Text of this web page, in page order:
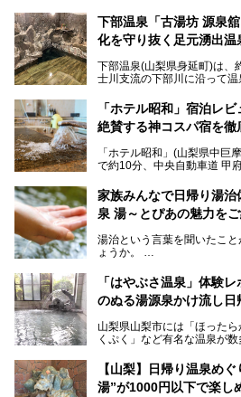
下部温泉「古湯坊 源泉
化を守り抜く足元湧出温
下部温泉(山梨県身延町)は、
士川支流の下部川に沿って温
中でも「古湯坊 源泉舘」は
したと伝えられる名湯の宿
いても混浴文化が守られ、老
向にありますが、「古湯坊
の姿が保たれている点に注
今回は足元湧出の混浴温泉
じめ、湯治棟である「別館
舘」の全貌を徹底紹介します
「ホテル昭和」宿泊レ
絶賛する神コスパ宿を徹
「ホテル昭和」(山梨県中巨
で約10分、中央自動車道 甲
から、一人泊でも6,000円台
しかし、最大の魅力は“温泉
統の単純温泉は、入浴する
不可なこともあり、全国の
では循環濾過の沸かし湯が
温泉。まさに価格破壊と言
室や無料朝食などをご紹介
コスパ宿の全貌を徹底解説し
家族みんなで日帰り湯
泉 湯～とぴあの魅力を
湯治という言葉を聞いたこ
ょうか。
なかなか体験できない、湯
が山梨にあります。
ぴあ」の魅力をご紹介しま
提供元：株式会社湯ーとぴ
この記事は株式会社湯ーと
「はやぶさ温泉」体験
のぬる湯源泉かけ流し日
山梨県山梨市には「ほった
くぷく」など有名な温泉が
です。今回紹介する「はや
はもちろん、絶景や地元食
す。
【山梨】日帰り温泉め
湯”が1000円以下で楽し